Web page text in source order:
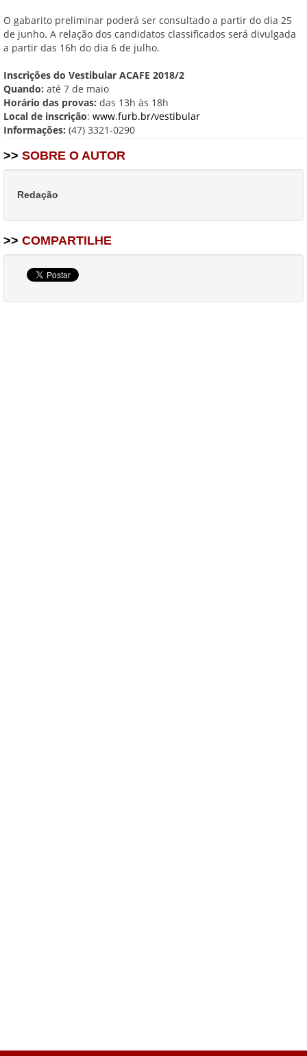
O gabarito preliminar poderá ser consultado a partir do dia 25
de junho. A relação dos candidatos classificados será divulgada
a partir das 16h do dia 6 de julho.
Inscrições do Vestibular ACAFE 2018/2
Quando: até 7 de maio
Horário das provas: das 13h às 18h
Local de inscrição: www.furb.br/vestibular
Informações: (47) 3321-0290
>> SOBRE O AUTOR
Redação
>> COMPARTILHE